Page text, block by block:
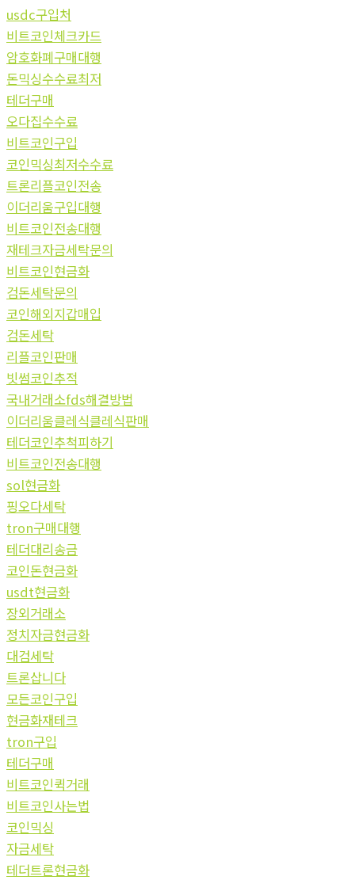
usdc구입처
비트코인체크카드
암호화폐구매대행
돈믹싱수수료최저
테더구매
오다집수수료
비트코인구입
코인믹싱최저수수료
트론리플코인전송
이더리움구입대행
비트코인전송대행
재테크자금세탁문의
비트코인현금화
검돈세탁문의
코인해외지갑매입
검돈세탁
리플코인판매
빗썸코인추적
국내거래소fds해결방법
이더리움클레식클레식판매
테더코인추척피하기
비트코인전송대행
sol현금화
핑오다세탁
tron구매대행
테더대리송금
코인돈현금화
usdt현금화
장외거래소
정치자금현금화
대검세탁
트론삽니다
모든코인구입
현금화재테크
tron구입
테더구매
비트코인퀵거래
비트코인사는법
코인믹싱
자금세탁
테더트론현금화